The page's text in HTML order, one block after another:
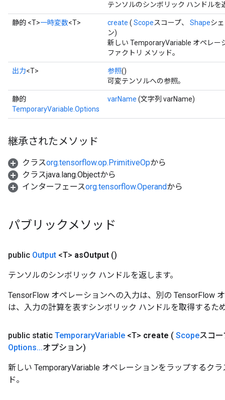
テンソルのシンボリック ハンドルを
静的 <T>一時変数<T> create ( Scopeスコープ、 Shapeシ
ン)
新しい TemporaryVariable オペレー
ファクトリ メソッド。
出力<T> 参照()
可変テンソルへの参照。
静的
TemporaryVariable.Options
varName (文字列 varName)
継承されたメソッド
クラスorg.tensorflow.op.PrimitiveOpから
クラスjava.lang.Objectから
インターフェースorg.tensorflow.Operandから
パブリックメソッド
public Output <T> asOutput ()
テンソルのシンボリック ハンドルを返します。
TensorFlow オペレーションへの入力は、別の TensorFlow
は、入力の計算を表すシンボリック ハンドルを取得するた
public static TemporaryVariable <T> create ( Scopeスコ
Options...オプション)
新しい TemporaryVariable オペレーションをラップするク
ド。